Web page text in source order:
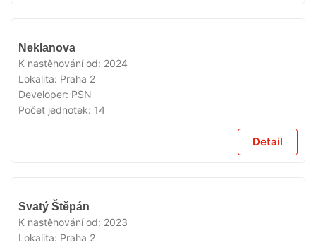
Neklanova
K nastěhování od: 2024
Lokalita: Praha 2
Developer: PSN
Počet jednotek: 14
Detail
Svatý Štěpán
K nastěhování od: 2023
Lokalita: Praha 2